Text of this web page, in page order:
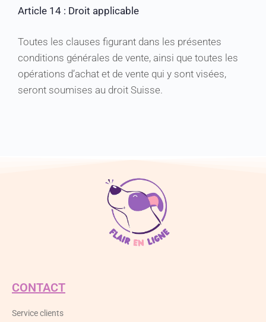
Article 14 : Droit applicable
Toutes les clauses figurant dans les présentes
conditions générales de vente, ainsi que toutes les
opérations d’achat et de vente qui y sont visées,
seront soumises au droit Suisse.
CONTACT
Service clients